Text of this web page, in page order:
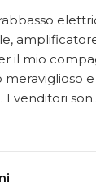
il mio
venditori son..